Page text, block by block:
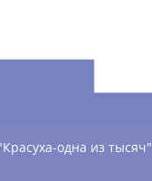
одна из тысяч"